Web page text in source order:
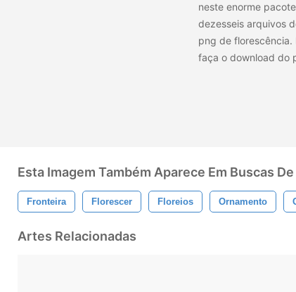
neste enorme
dezesseis arquivos
png de
faça o download do
Esta Imagem Também Aparece Em Buscas De
Fronteira Florescer Floreios Ornamento
Artes Relacionadas